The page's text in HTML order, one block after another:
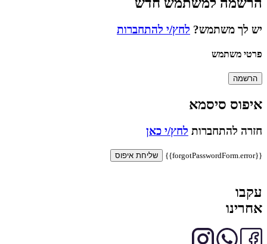
יש לך משתמש? לחץ/י להתחברות
פרטי משתמש
הרשמה
איפוס סיסמא
חזרה להתחברות לחץ/י כאן
{{forgotPasswordForm.error}} שליחת איפוס
עקבו
אחרינו